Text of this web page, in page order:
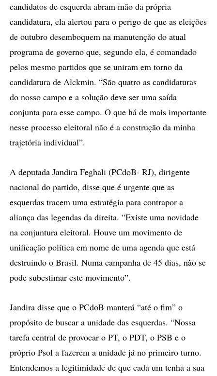
candidatos de esquerda abram mão da própria
candidatura, ela alertou para o perigo de que as eleições
de outubro desemboquem na manutenção do atual
programa de governo que, segundo ela, é comandado
pelos mesmo partidos que se uniram em torno da
candidatura de Alckmin. “São quatro as candidaturas
do nosso campo e a solução deve ser uma saída
conjunta para esse campo. O que há de mais importante
nesse processo eleitoral não é a construção da minha
trajetória individual”.
A deputada Jandira Feghali (PCdoB- RJ), dirigente
nacional do partido, disse que é urgente que as
esquerdas tracem uma estratégia para contrapor a
aliança das legendas da direita. “Existe uma novidade
na conjuntura eleitoral. Houve um movimento de
unificação política em nome de uma agenda que está
destruindo o Brasil. Numa campanha de 45 dias, não se
pode subestimar este movimento”.
Jandira disse que o PCdoB manterá “até o fim” o
propósito de buscar a unidade das esquerdas. “Nossa
tarefa central de provocar o PT, o PDT, o PSB e o
próprio Psol a fazerem a unidade já no primeiro turno.
Entendemos a legitimidade de que cada um tenha a sua